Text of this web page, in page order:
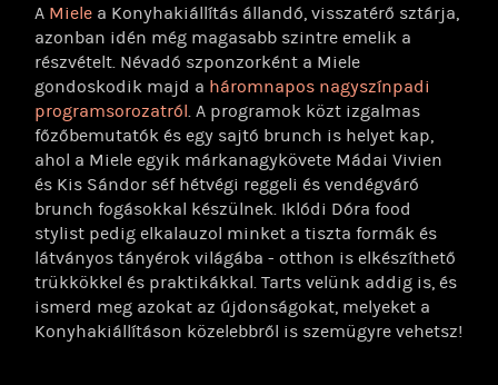
A Miele a Konyhakiállítás állandó, visszatérő sztárja,
azonban idén még magasabb szintre emelik a
részvételt. Névadó szponzorként a Miele
gondoskodik majd a háromnapos nagyszínpadi
programsorozatról. A programok közt izgalmas
főzőbemutatók és egy sajtó brunch is helyet kap,
ahol a Miele egyik márkanagykövete Mádai Vivien
és Kis Sándor séf hétvégi reggeli és vendégváró
brunch fogásokkal készülnek. Iklódi Dóra food
stylist pedig elkalauzol minket a tiszta formák és
látványos tányérok világába - otthon is elkészíthető
trükkökkel és praktikákkal. Tarts velünk addig is, és
ismerd meg azokat az újdonságokat, melyeket a
Konyhakiállításon közelebbről is szemügyre vehetsz!